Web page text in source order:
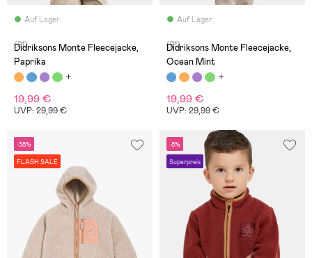
Auf Lager
(21)
Didriksons Monte Fleecejacke,
Paprika
19,99 €
UVP: 29,99 €
Auf Lager
(21)
Didriksons Monte Fleecejacke,
Ocean Mint
19,99 €
UVP: 29,99 €
-38%
FLASH SALE
-8%
Superpreis